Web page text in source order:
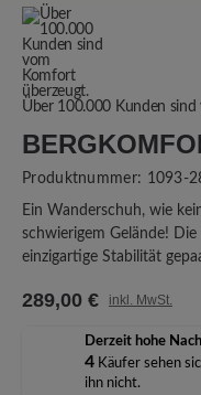
Über 100.000 Kunden
Produktnummer: 1093-
Ein Wanderschuh, wie
schwierigem Gelände!
einzigartige Stabilität
289,00 € inkl. MwSt.
Derzeit hohe
4 Käufer sehen
ihn nicht.